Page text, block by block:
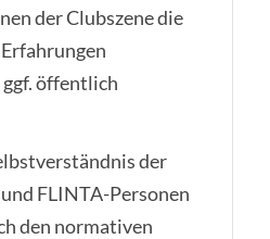
der Clubszene die
öffentlich
der
FLINTA-Personen
den normativen